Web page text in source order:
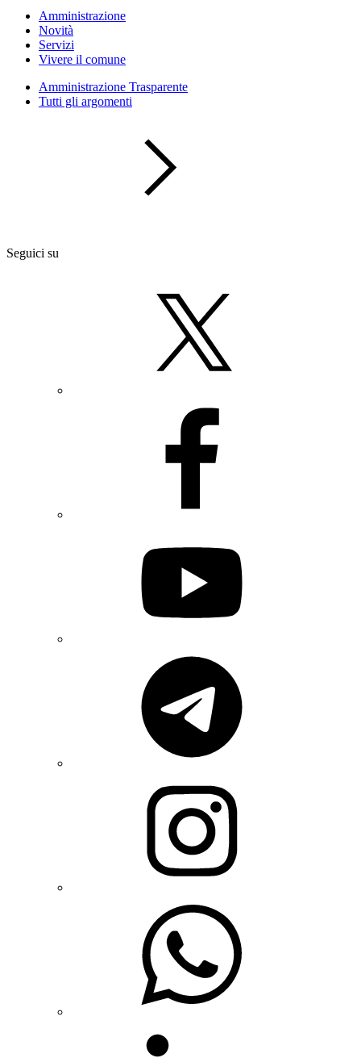
Amministrazione
Novità
Servizi
Vivere il comune
Amministrazione Trasparente
Tutti gli argomenti
Seguici su